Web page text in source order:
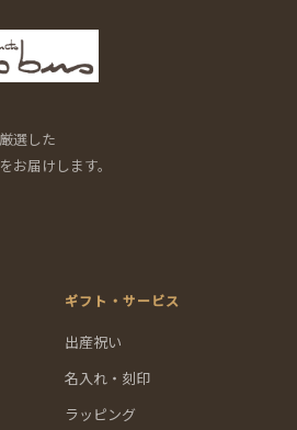
選した
お届けします。
ギフト・サービス
出産祝い
名入れ・刻印
ラッピング